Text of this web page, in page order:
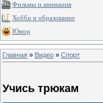
Фильмы и анимация
Хобби и образование
Юмор
Главная » Видео » Спорт
Учись трюкам